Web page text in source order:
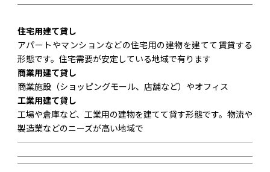
住宅用建て貸し
アパートやマンションなどの住宅用の建物を建てて賃貸する
形態です。住宅需要が安定している地域で有ります
商業用建て貸し
商業施設（ショッピングモール、店舗など）やオフィス
工業用建て貸し
工場や倉庫など、工業用の建物を建てて貸す形態です。物流や
製造業などのニーズが高い地域で